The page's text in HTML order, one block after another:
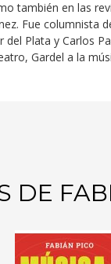
también en las
Fue columnista
Plata y Carlos
Gardel a la
DE